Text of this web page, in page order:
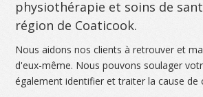
physiothérapie et soins de
région de Coaticook.
Nous aidons nos clients à retrouver et
d'eux-même. Nous pouvons soulager
également identifier et traiter la causede